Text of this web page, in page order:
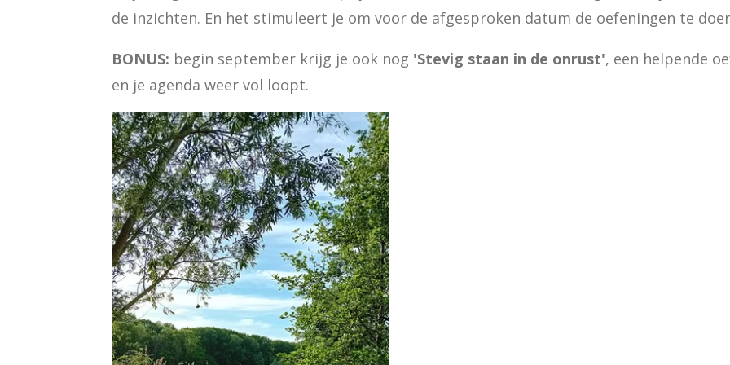
de inzichten. En het stimuleert je om voor de afgesproken datum de oefeningen te
BONUS: begin september krijg je ook nog 'Stevig staan in de onrust', een helpende
en je agenda weer vol loopt.